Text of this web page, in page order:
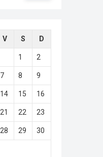
V S D
1 2
7 8 9
14 15 16
21 22 23
28 29 30